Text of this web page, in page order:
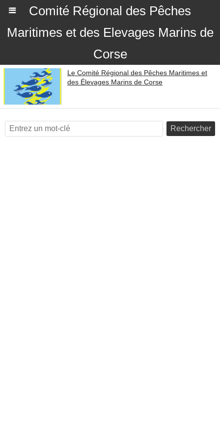
Comité Régional des Pêches
Maritimes et des Elevages Marins de
Corse
Le Comité Régional des Pêches Maritimes et
des Élevages Marins de Corse
Rechercher